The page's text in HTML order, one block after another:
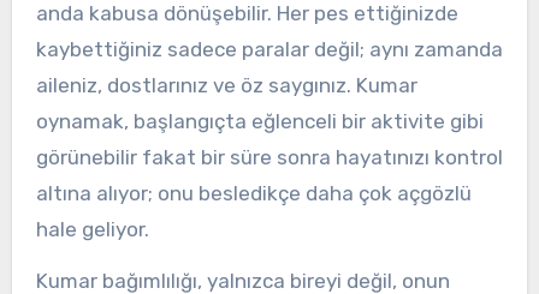
anda kabusa dönüşebilir. Her pes ettiğinizde
kaybettiğiniz sadece paralar değil; aynı zamanda
aileniz, dostlarınız ve öz saygınız. Kumar
oynamak, başlangıçta eğlenceli bir aktivite gibi
görünebilir fakat bir süre sonra hayatınızı kontrol
altına alıyor; onu besledikçe daha çok açgözlü
hale geliyor.
Kumar bağımlılığı, yalnızca bireyi değil, onun